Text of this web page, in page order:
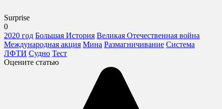
Surprise
0
2020 год Большая История Великая Отечественная война
Международная акция Мина Размагничивание Система
ЛФТИ Судно Тест
Оцените статью